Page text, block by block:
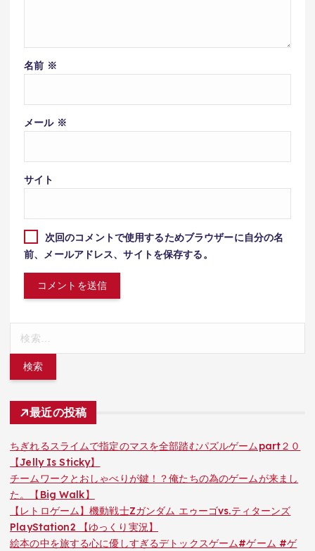
名前 ※
メール ※
サイト
次回のコメントで使用するためブラウザーに自分の名
前、メールアドレス、サイトを保存する。
最近の投稿
ちぎれるスライムで指定のマスを全部踏むパズルゲームpart２０
【Jelly Is Sticky】
チームワークとおしゃべりが鍵！？俺たちの為のゲームが来まし
た。【Big Walk】
【レトロゲーム】機動戦士Zガンダム エゥーゴvs.ティターンズ
PlayStation2 【ゆっくり実況】
絵本の中を旅する心に優しすぎるデトックスゲーム#ゲーム #ゲ